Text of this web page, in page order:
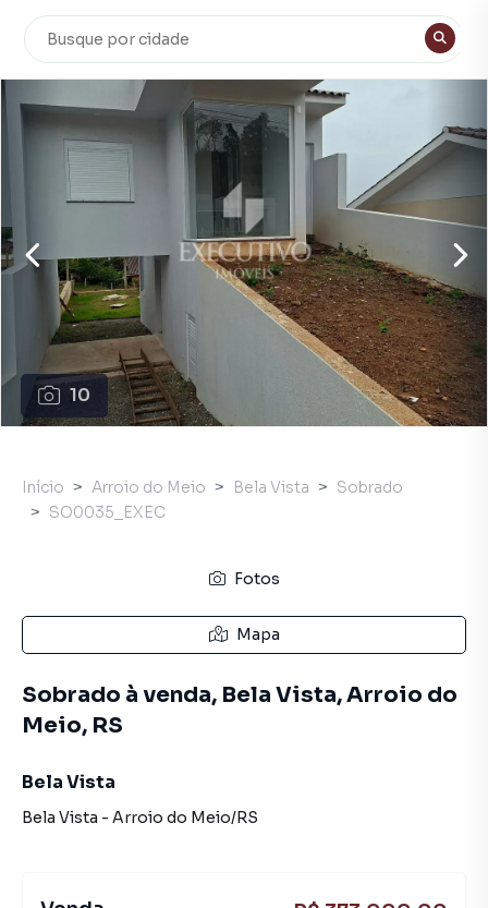
10
Início Arroio do Meio Bela Vista
Sobrado
SO0035_EXEC
Fotos
Mapa
Sobrado à venda, Bela Vista, Arroio do
Meio, RS
Bela Vista
Bela Vista - Arroio do Meio/RS